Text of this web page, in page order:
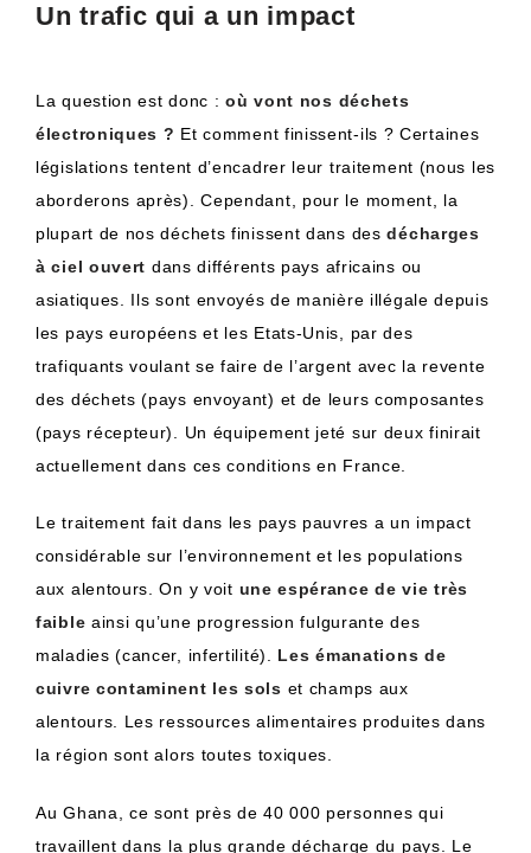
Un trafic qui a un impact
La question est donc :où vont nos déchets
électroniques ? Et comment finissent-ils ? Certaines
législations tentent d’encadrer leur traitement (nous les
aborderons après). Cependant, pour le moment, la
plupart de nos déchets finissent dans des décharges
à ciel ouvert dans différents pays africains ou
asiatiques. Ils sont envoyés de manière illégale depuis
les pays européens et les Etats-Unis, par des
trafiquants voulant se faire de l’argent avec la revente
des déchets (pays envoyant) et de leurs composantes
(pays récepteur). Un équipement jeté sur deux finirait
actuellement dans ces conditions en France.
Le traitement fait dans les pays pauvres a un impact
considérable sur l’environnement et les populations
aux alentours. On y voit une espérance de vie très
faible ainsi qu’une progression fulgurante des
maladies (cancer, infertilité). Les émanations de
cuivre contaminent les sols et champs aux
alentours. Les ressources alimentaires produites dans
la région sont alors toutes toxiques.
Au Ghana, ce sont près de 40 000 personnes qui
travaillent dans la plus grande décharge du pays. Le